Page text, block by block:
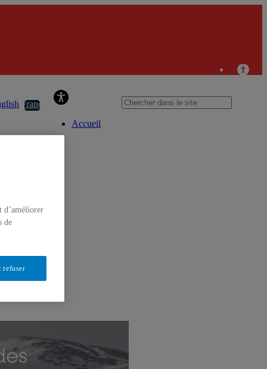
Français
Accueil
d’améliorer
de
refuser